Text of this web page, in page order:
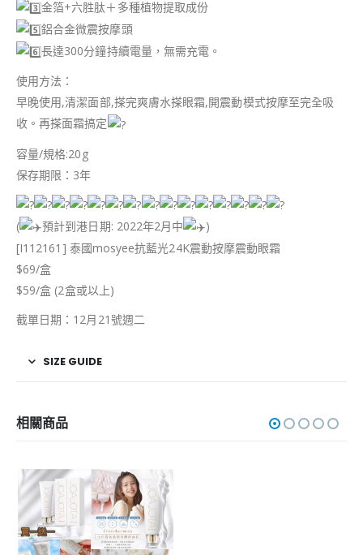
金箔+六胜肽＋多種植物提取成份
鋁合金微震按摩頭
長達300分鐘持續電量，無需充電。
使用方法：
早晚使用,清潔面部,搽完爽膚水搽眼霜,開震動模式按摩至完全吸
收。再搽面霜搞定
容量/規格:20g
保存期限：3年
( 預計到港日期: 2022年2月中
)
[I112161] 泰國mosyee抗藍光24K震動按摩震動眼霜
$69/盒
$59/盒 (2盒或以上)
截單日期：12月21號週二
SIZE GUIDE
相關商品